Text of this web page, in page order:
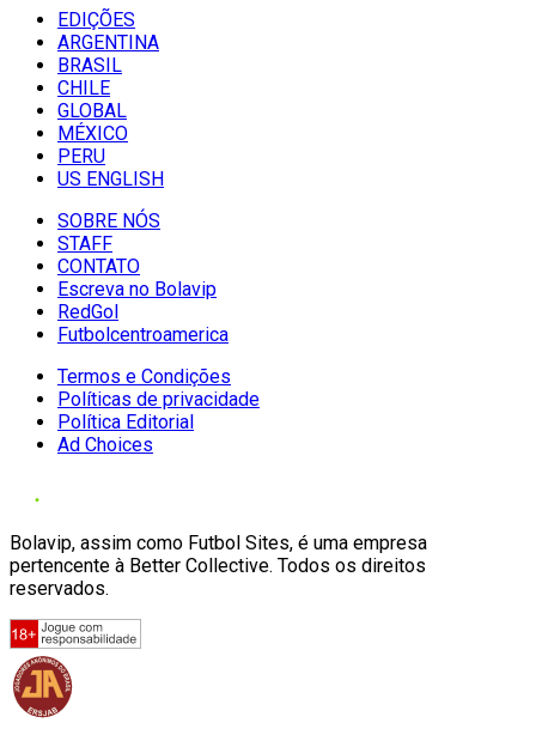
EDIÇÕES
ARGENTINA
BRASIL
CHILE
GLOBAL
MÉXICO
PERU
US ENGLISH
SOBRE NÓS
STAFF
CONTATO
Escreva no Bolavip
RedGol
Futbolcentroamerica
Termos e Condições
Políticas de privacidade
Política Editorial
Ad Choices
Bolavip, assim como Futbol Sites, é uma empresa
pertencente à Better Collective. Todos os direitos
reservados.